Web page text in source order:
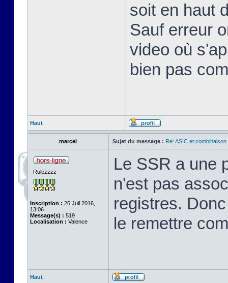
soit en haut
Sauf erreur
video où
bien pas
Haut
marcel Sujet du message : Re: ASIC et
Rulezzzz
Inscription : 26 Juil 2016,
13:06
Message(s) : 519
Localisation : Valence
Le SSR a une
n'est pas
registres.
le remettre
Haut